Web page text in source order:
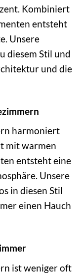
Kombiniert
entsteht
Unsere
diesem Stil und
und die
harmoniert
mit warmen
entsteht eine
Unsere
in diesen Stil
einen Hauch
ist weniger oft